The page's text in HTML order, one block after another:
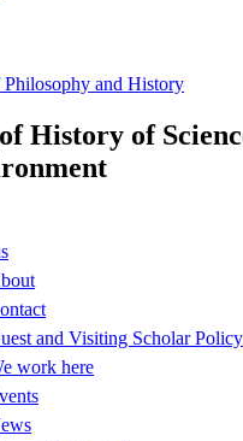
Philosophy and History
History of
and Visiting Scholar Policy
work here